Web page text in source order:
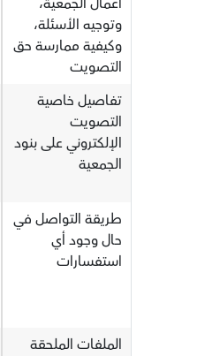
وتوجيه الأسئلة،
وكيفية ممارسة حق
التصويت
تفاصيل خاصية
التصويت
الإلكتروني على بنود
الجمعية
طريقة التواصل في
حال وجود أي
استفسارات
الملفات الملحقة